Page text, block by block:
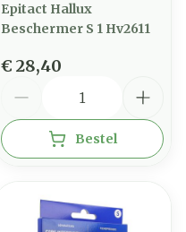
Epitact Hallux
Beschermer S 1 Hv2611
€ 28,40
Bestel